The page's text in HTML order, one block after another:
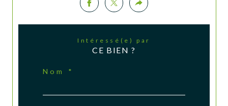
Intéressé(e) par
CE BIEN ?
Nom *